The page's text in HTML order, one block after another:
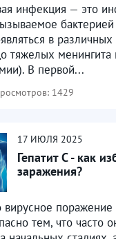
инфекция — это
в
тяжелых менингита
В первой...
1429
17 ИЮЛЯ 2025
Гепатит С - как
заражения?
вирусное
тем, что часто